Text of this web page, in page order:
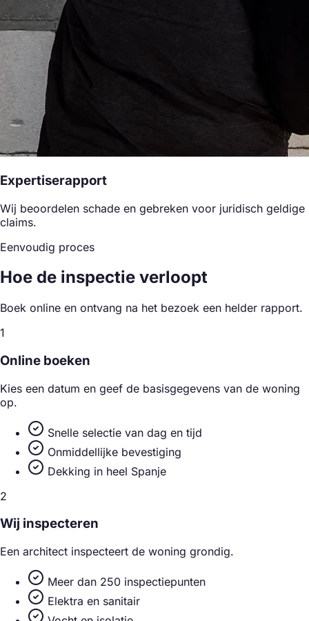
Expertiserapport
Wij beoordelen schade en gebreken voor juridisch geldige
claims.
Eenvoudig proces
Hoe de inspectie verloopt
Boek online en ontvang na het bezoek een helder rapport.
1
Online boeken
Kies een datum en geef de basisgegevens van de woning
op.
Snelle selectie van dag en tijd
Onmiddellijke bevestiging
Dekking in heel Spanje
2
Wij inspecteren
Een architect inspecteert de woning grondig.
Meer dan 250 inspectiepunten
Elektra en sanitair